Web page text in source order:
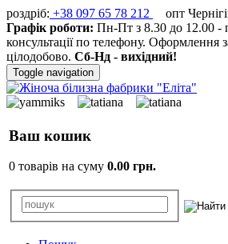
роздріб: +38 097 65 78 212 опт
Графік роботи: Пн-Пт з 8.30 до 12.00 -
консультації по телефону. Оформлення
цілодобово. Сб-Нд - вихідний!
Toggle navigation
Ваш кошик
0 товарів на суму 0.00 грн.